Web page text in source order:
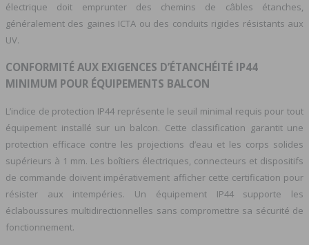
électrique doit emprunter des chemins de câbles étanches,
généralement des gaines ICTA ou des conduits rigides résistants aux
UV.
CONFORMITÉ AUX EXIGENCES D’ÉTANCHÉITÉ IP44
MINIMUM POUR ÉQUIPEMENTS BALCON
L’indice de protection IP44 représente le seuil minimal requis pour tout
équipement installé sur un balcon. Cette classification garantit une
protection efficace contre les projections d’eau et les corps solides
supérieurs à 1 mm. Les boîtiers électriques, connecteurs et dispositifs
de commande doivent impérativement afficher cette certification pour
résister aux intempéries. Un équipement IP44 supporte les
éclaboussures multidirectionnelles sans compromettre sa sécurité de
fonctionnement.